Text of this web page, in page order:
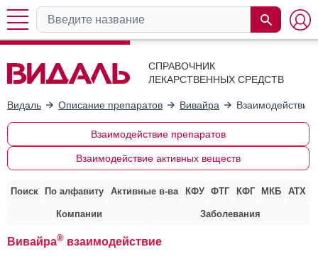
СПРАВОЧНИК
ЛЕКАРСТВЕННЫХ СРЕДСТВ
Видаль Описание препаратов Вивайра
Взаимодействие препаратов
Взаимодействие активных веществ
Поиск По алфавиту Активные в-ва КФУ ФТГ КФГ МКБ АТХ
Компании Заболевания
Вивайра® взаимодействие